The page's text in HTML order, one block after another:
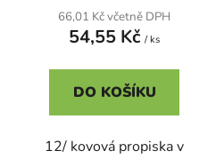
66,01 Kč včetně DPH
54,55 Kč / ks
DO KOŠÍKU
12/ kovová propiska v